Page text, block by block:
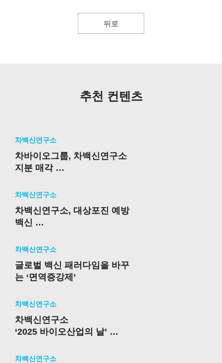
뒤로
추천 컨텐츠
차백신연구소
차바이오그룹, 차백신연구소
지분 매각
편 가속
차백신연구소
차백신연구소, 대상포진 예방
백신
승인
차백신연구소
글로벌 백신 패러다임을 바꾸
는 ‘면역증강제’
차백신연구소
차백신연구소
‘2025 바이오산업의 날’
상 수상
차백신연구소